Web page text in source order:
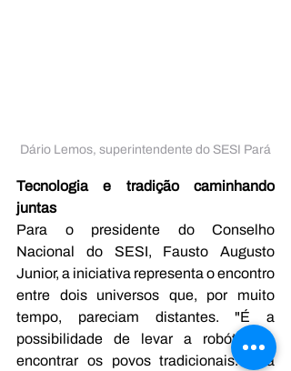
Dário Lemos, superintendente do SESI Pará
Tecnologia e tradição caminhando
juntas
Para o presidente do Conselho
Nacional do SESI, Fausto Augusto
Junior, a iniciativa representa o encontro
entre dois universos que, por muito
tempo, pareciam distantes. "É a
possibilidade de levar a robótica e
encontrar os povos tradicionais. É a